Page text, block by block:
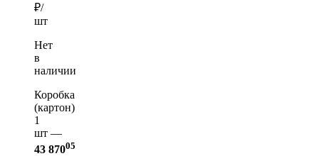
₽/
шт
Нет
в
наличии
Коробка
(картон)
1
шт —
43 87005